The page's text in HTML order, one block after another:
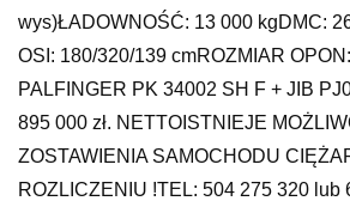
wys)ŁADOWNOŚĆ: 13 000 kgDMC:
OSI: 180/320/139 cmROZMIAR
PALFINGER PK 34002 SH F + JIB
895 000 zł. NETTOISTNIEJE
ZOSTAWIENIA SAMOCHODU
ROZLICZENIU !TEL: 504 275 320 lub